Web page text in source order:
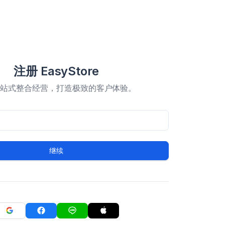
注册 EasyStore
式整合经营，打造极致的客户体验。
继续